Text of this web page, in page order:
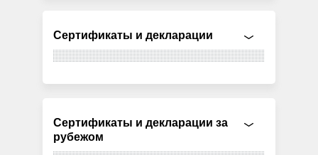
Сертификаты и декларации
Сертификаты и декларации за
рубежом